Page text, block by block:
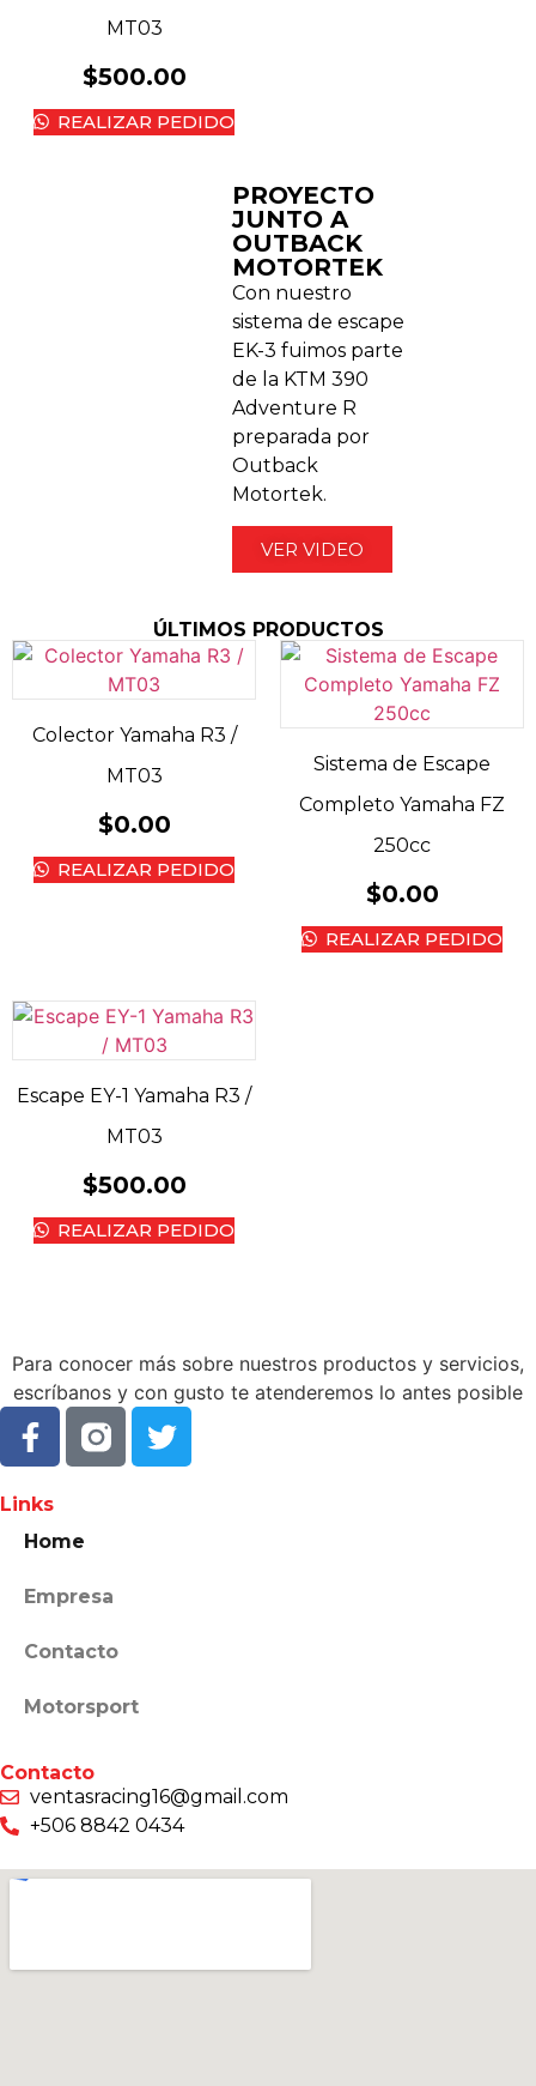
MT03
$500.00
REALIZAR PEDIDO
PROYECTO
JUNTO A
OUTBACK
MOTORTEK ​
Con nuestro
sistema de escape
EK-3 fuimos parte
de la KTM 390
Adventure R
preparada por
Outback
Motortek.
VER VIDEO
ÚLTIMOS PRODUCTOS
Colector Yamaha R3 /
MT03
$0.00
REALIZAR PEDIDO
Sistema de Escape
Completo Yamaha FZ
250cc
$0.00
REALIZAR PEDIDO
Escape EY-1 Yamaha R3 /
MT03
$500.00
REALIZAR PEDIDO
Para conocer más sobre nuestros productos y servicios,
escríbanos y con gusto te atenderemos lo antes posible
Links
Home
Empresa
Contacto
Motorsport
Contacto
ventasracing16@gmail.com
+506 8842 0434